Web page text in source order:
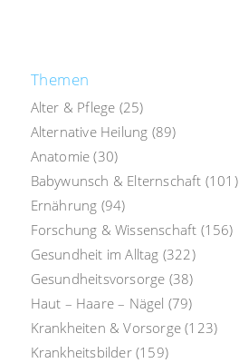
Themen
Alter & Pflege (25)
Alternative Heilung (89)
Anatomie (30)
Babywunsch & Elternschaft (101)
Ernährung (94)
Forschung & Wissenschaft (156)
Gesundheit im Alltag (322)
Gesundheitsvorsorge (38)
Haut – Haare – Nägel (79)
Krankheiten & Vorsorge (123)
Krankheitsbilder(159)